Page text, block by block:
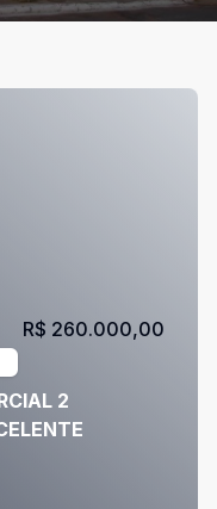
2
R$ 260.000,00